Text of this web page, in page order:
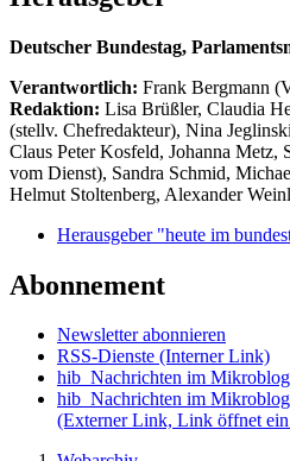
Deutscher Bundestag,
Verantwortlich: Frank Bergmann
Redaktion: Lisa Brüßler, Claudia
(stellv. Chefredakteur), Nina
Claus Peter Kosfeld, Johanna Metz,
vom Dienst), Sandra Schmid,
Helmut Stoltenberg, Alexander
Herausgeber "heute im
Abonnement
Newsletter abonnieren
RSS-Dienste (Interner Link)
hib_Nachrichten im
hib_Nachrichten im
(Externer Link, Link öffnet ein